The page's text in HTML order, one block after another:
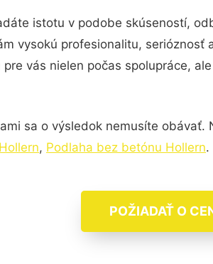
istotu v podobe skúseností,
vysokú profesionalitu,
vás nielen počas spolupráce,
sa o výsledok nemusíte
, Podlaha bez betónu Hollern.
POŽIADAŤ O